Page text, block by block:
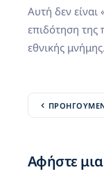
Αυτή δεν είναι
επιδότηση της
εθνικής μνήμης.
Αφήστε